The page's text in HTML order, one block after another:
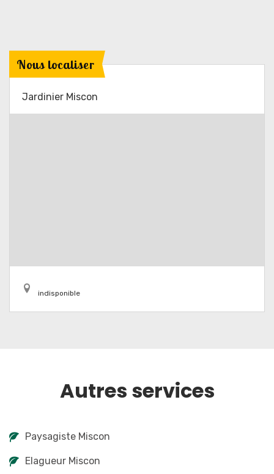
Nous localiser
Jardinier Miscon
indisponible
Autres services
Paysagiste Miscon
Elagueur Miscon